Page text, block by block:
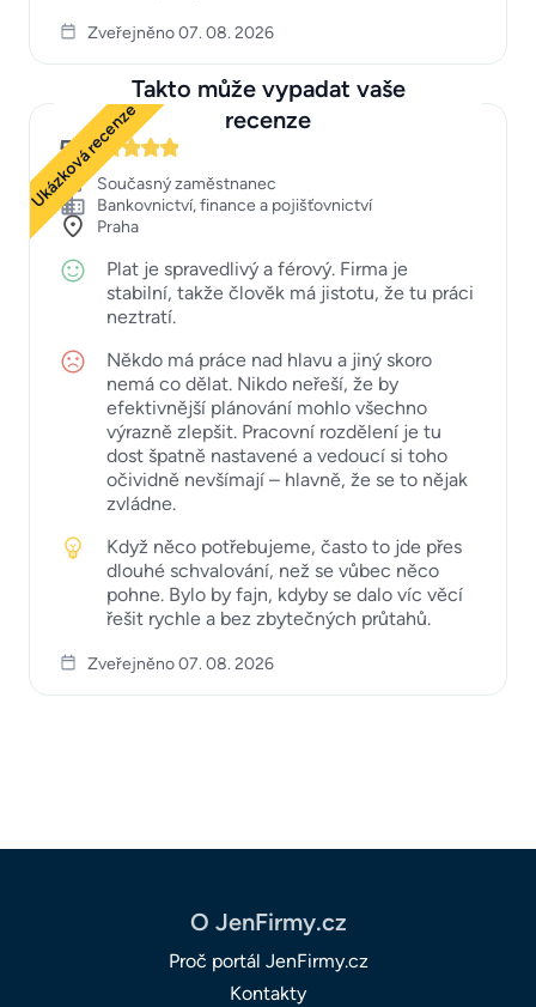
Zveřejněno 07. 08. 2026
Takto může vypadat vaše
recenze
Ukázková recenze
5
Současný zaměstnanec
Bankovnictví, finance a pojišťovnictví
Praha
Plat je spravedlivý a férový. Firma je
stabilní, takže člověk má jistotu, že tu práci
neztratí.
Někdo má práce nad hlavu a jiný skoro
nemá co dělat. Nikdo neřeší, že by
efektivnější plánování mohlo všechno
výrazně zlepšit. Pracovní rozdělení je tu
dost špatně nastavené a vedoucí si toho
očividně nevšímají – hlavně, že se to nějak
zvládne.
Když něco potřebujeme, často to jde přes
dlouhé schvalování, než se vůbec něco
pohne. Bylo by fajn, kdyby se dalo víc věcí
řešit rychle a bez zbytečných průtahů.
Zveřejněno 07. 08. 2026
O JenFirmy.cz
Proč portál JenFirmy.cz
Kontakty